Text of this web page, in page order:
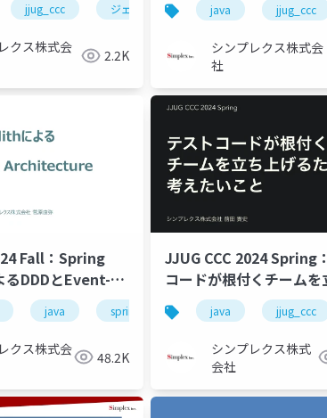
modular_monolith microservice
ドの設計思想~
jjug_ccc ジェネリクス
クス株式会
2.2K
java jjug_ccc
シンプレクス株式会
社
Fall：Spring
DDDとEvent-
の実践
java spring spring-boot spring-
クス株式会
48.2K
JJUG CCC 2024 Spring
コードが根付くチームを
るために考えたいこと
java jjug_ccc
シンプレクス株式
会社